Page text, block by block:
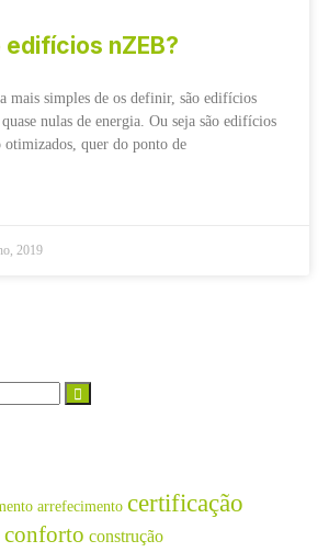
edifícios nZEB?
mais simples de os definir, são edifícios
quase nulas de energia. Ou seja são edifícios
otimizados, quer do ponto de
2019
arrefecimento certificação
conforto construção